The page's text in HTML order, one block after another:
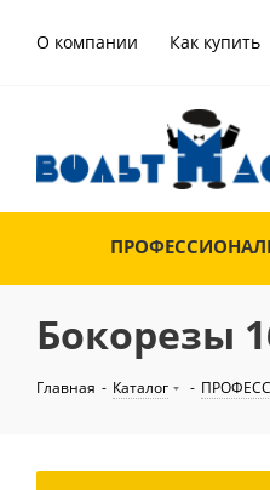
О компании Как купить
Бокорезы
Главная - Каталог -